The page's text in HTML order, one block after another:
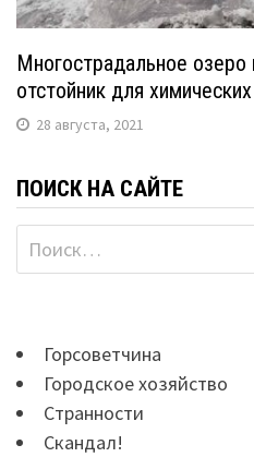
Многострадальное озеро
отстойник для
28 августа, 2021
ПОИСК НА САЙТЕ
Найти:
Горсоветчина
Городское хозяйство
Странности
Скандал!